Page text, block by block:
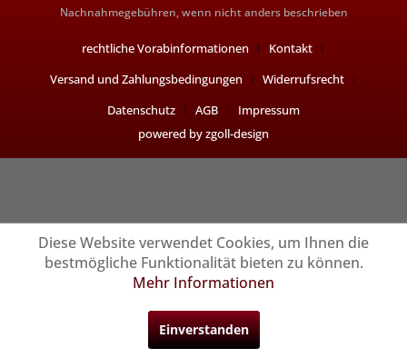
Nachnahmegebühren, wenn nicht anders beschrieben
rechtliche Vorabinformationen
Kontakt
Versand und Zahlungsbedingungen
Widerrufsrecht
Datenschutz
AGB
Impressum
powered by zgoll-design
Diese Website verwendet Cookies, um Ihnen die
bestmögliche Funktionalität bieten zu können.
Mehr Informationen
Einverstanden